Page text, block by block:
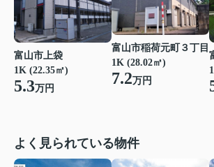
富山市上袋
1K (22.35㎡)
5.3万円
富山市稲荷元町３丁目
1K (28.02㎡)
7.2万円
よく見られている物件